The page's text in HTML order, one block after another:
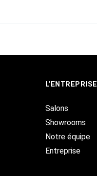
L'ENTREPRISE
Salons
Showrooms
Notre équipe
Entreprise